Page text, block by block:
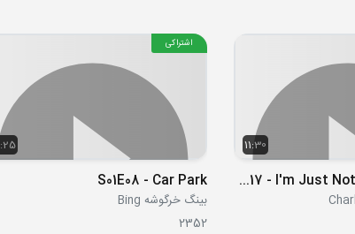
11:30
S01E17 - I'm Just Not Keen on Spiders
اشتراکی
S01E08 - Car Park
بینگ خرگوشه Bing
2352